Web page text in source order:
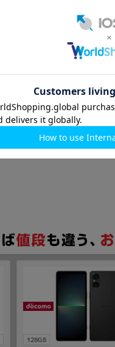
128GB